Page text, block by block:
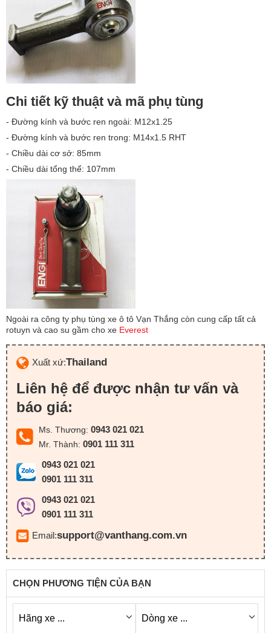
Chi tiết kỹ thuật và mã phụ tùng
- Đường kính và bước ren ngoài: M12x1.25
- Đường kính và bước ren trong: M14x1.5 RHT
- Chiều dài cơ sở: 85mm
- Chiều dài tổng thể: 107mm
Ngoài ra công ty phụ tùng xe ô tô Vạn Thắng còn cung cấp tất cả
rotuyn và cao su gầm cho xe Everest
Xuất xứ:Thailand
Liên hệ để được nhận tư vấn và
báo giá:
Ms. Thương: 0943 021 021
Mr. Thành: 0901 111 311
0943 021 021
0901 111 311
0943 021 021
0901 111 311
Email:support@vanthang.com.vn
CHỌN PHƯƠNG TIỆN CỦA BẠN